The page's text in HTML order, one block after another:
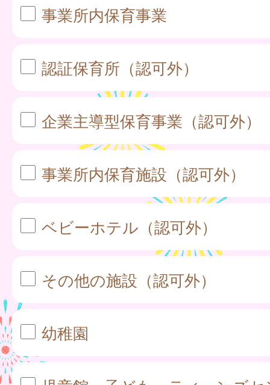
事業所内保育事業
認証保育所（認可外）
企業主導型保育事業（認可外）
事業所内保育施設（認可外）
ベビーホテル（認可外）
その他の施設（認可外）
幼稚園